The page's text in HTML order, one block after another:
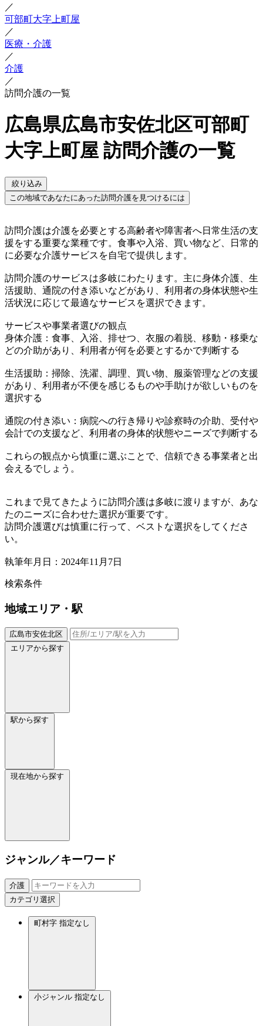
／
可部町大字上町屋
／
医療・介護
／
介護
／
訪問介護の一覧
広島県広島市安佐北区可部町
大字上町屋 訪問介護の一覧
絞り込み
この地域であなたにあった訪問介護を見つけるには
訪問介護は介護を必要とする高齢者や障害者へ日常生活の支
援をする重要な業種です。食事や入浴、買い物など、日常的
に必要な介護サービスを自宅で提供します。
訪問介護のサービスは多岐にわたります。主に身体介護、生
活援助、通院の付き添いなどがあり、利用者の身体状態や生
活状況に応じて最適なサービスを選択できます。
サービスや事業者選びの観点
身体介護：食事、入浴、排せつ、衣服の着脱、移動・移乗な
どの介助があり、利用者が何を必要とするかで判断する
生活援助：掃除、洗濯、調理、買い物、服薬管理などの支援
があり、利用者が不便を感じるものや手助けが欲しいものを
選択する
通院の付き添い：病院への行き帰りや診察時の介助、受付や
会計での支援など、利用者の身体的状態やニーズで判断する
これらの観点から慎重に選ぶことで、信頼できる事業者と出
会えるでしょう。
これまで見てきたように訪問介護は多岐に渡りますが、あな
たのニーズに合わせた選択が重要です。
訪問介護選びは慎重に行って、ベストな選択をしてくださ
い。
執筆年月日：2024年11月7日
検索条件
地域エリア・駅
広島市安佐北区
エリアから探す
駅から探す
現在地から探す
ジャンル／キーワード
介護
カテゴリ選択
町村字 指定なし
小ジャンル 指定なし